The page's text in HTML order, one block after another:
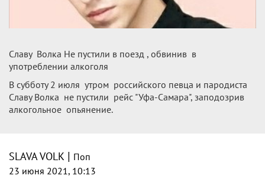
Славу Волка Не пустили в поезд , обвинив в
употреблении алкоголя
В субботу 2 июля утром российского певца и пародиста
Славу Волка не пустили рейс "Уфа-Самара", заподозрив
алкогольное опьянение.
SLAVA VOLK | Поп
23 июня 2021, 10:13